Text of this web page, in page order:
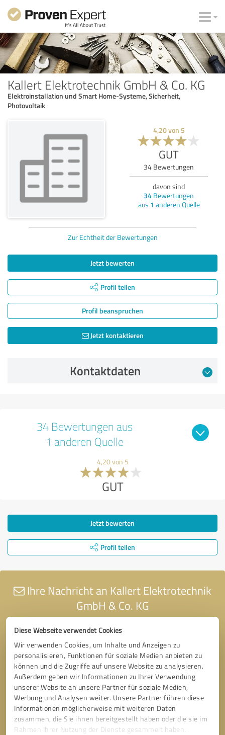
Diese Webseite verwendet Cookies
Wir verwenden Cookies, um Inhalte und Anzeigen zu
personalisieren, Funktionen für soziale Medien anbieten zu
können und die Zugriffe auf unsere Website zu analysieren.
Außerdem geben wir Informationen zu Ihrer Verwendung
unserer Website an unsere Partner für soziale Medien,
Werbung und Analysen weiter. Unsere Partner führen diese
Informationen möglicherweise mit weiteren Daten
zusammen, die Sie ihnen bereitgestellt haben oder die sie im
Rahmen Ihrer Nutzung der Dienste gesammelt haben.
Kallert Elektrotechnik GmbH & Co. KG
Elektroinstallation und Smart Home-Systeme, Sicherheit,
Photovoltaik
4,20von 5
GUT
34 Bewertungen
davon sind
34 Bewertungen
aus 1 anderen Quelle
Zur Echtheit der Bewertungen
Jetzt bewerten
Profil teilen
Profil beanspruchen
Jetzt kontaktieren
Kontaktdaten
34 Bewertungen aus
1 anderen Quelle
4,20 von 5
GUT
Jetzt bewerten
Profil teilen
Ihre Nachricht an Kallert Elektrotechnik
GmbH & Co. KG